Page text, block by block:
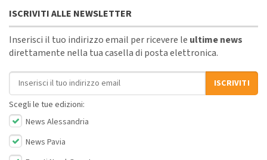
ISCRIVITI ALLE NEWSLETTER
Inserisci il tuo indirizzo email per ricevere le ultime news
direttamente nella tua casella di posta elettronica.
Indirizzo email
ISCRIVITI
Scegli le tue edizioni:
News Alessandria
News Pavia